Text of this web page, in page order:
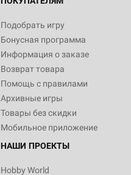
Подобрать игру
Бонусная программа
Информация о заказе
Возврат товара
Помощь с правилами
Архивные игры
Товары без скидки
Мобильное приложение
НАШИ ПРОЕКТЫ
Hobby World